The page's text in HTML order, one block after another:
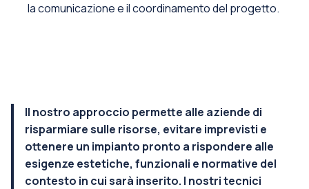
la comunicazione e il coordinamento del progetto.
Il nostro approccio permette alle aziende di
risparmiare sulle risorse, evitare imprevisti e
ottenere un impianto pronto a rispondere alle
esigenze estetiche, funzionali e normative del
contesto in cui sarà inserito. I nostri tecnici